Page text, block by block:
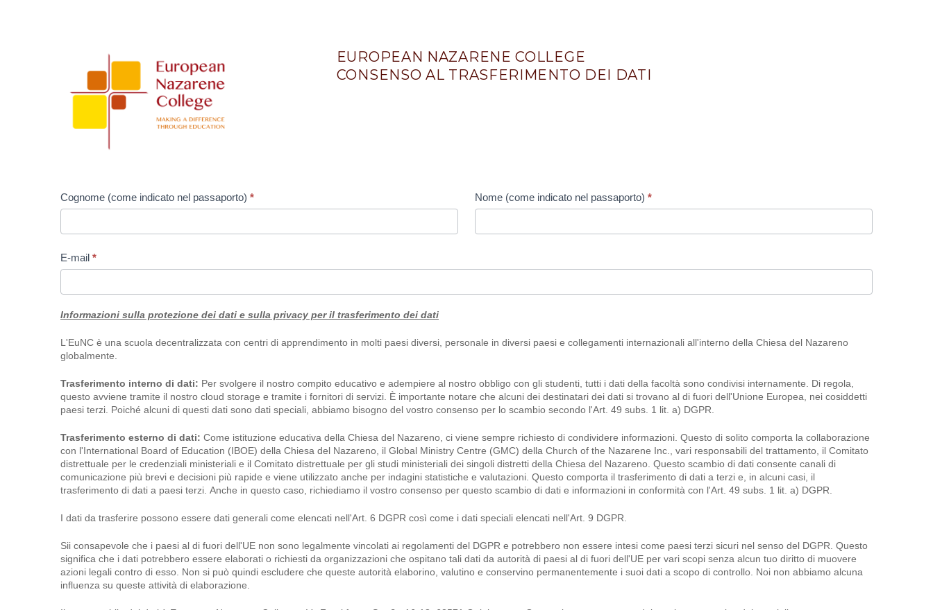
Data
Italian
EUROPEAN NAZARENE COLLEGE
CONSENSO AL TRASFERIMENTO DEI DATI
Cognome (come indicato nel passaporto) * Nome (come indicato nel passaporto) *
E-mail *
Informazioni sulla protezione dei dati e sulla privacy per il trasferimento dei dati
L'EuNC è una scuola decentralizzata con centri di apprendimento in molti paesi diversi, personale in diversi paesi e collegamenti internazionali all'interno della Chiesa del Nazareno
globalmente.
Trasferimento interno di dati: Per svolgere il nostro compito educativo e adempiere al nostro obbligo con gli studenti, tutti i dati della facoltà sono condivisi internamente. Di regola,
questo avviene tramite il nostro cloud storage e tramite i fornitori di servizi. È importante notare che alcuni dei destinatari dei dati si trovano al di fuori dell'Unione Europea, nei cosiddetti
paesi terzi. Poiché alcuni di questi dati sono dati speciali, abbiamo bisogno del vostro consenso per lo scambio secondo l'Art. 49 subs. 1 lit. a) DGPR.
Trasferimento esterno di dati: Come istituzione educativa della Chiesa del Nazareno, ci viene sempre richiesto di condividere informazioni. Questo di solito comporta la collaborazione
con l'International Board of Education (IBOE) della Chiesa del Nazareno, il Global Ministry Centre (GMC) della Church of the Nazarene Inc., vari responsabili del trattamento, il Comitato
distrettuale per le credenziali ministeriali e il Comitato distrettuale per gli studi ministeriali dei singoli distretti della Chiesa del Nazareno. Questo scambio di dati consente canali di
comunicazione più brevi e decisioni più rapide e viene utilizzato anche per indagini statistiche e valutazioni. Questo comporta il trasferimento di dati a terzi e, in alcuni casi, il
trasferimento di dati a paesi terzi. Anche in questo caso, richiediamo il vostro consenso per questo scambio di dati e informazioni in conformità con l'Art. 49 subs. 1 lit. a) DGPR.
I dati da trasferire possono essere dati generali come elencati nell'Art. 6 DGPR così come i dati speciali elencati nell'Art. 9 DGPR.
Sii consapevole che i paesi al di fuori dell'UE non sono legalmente vincolati ai regolamenti del DGPR e potrebbero non essere intesi come paesi terzi sicuri nel senso del DGPR. Questo
significa che i dati potrebbero essere elaborati o richiesti da organizzazioni che ospitano tali dati da autorità di paesi al di fuori dell'UE per vari scopi senza alcun tuo diritto di muovere
azioni legali contro di esso. Non si può quindi escludere che queste autorità elaborino, valutino e conservino permanentemente i suoi dati a scopo di controllo. Noi non abbiamo alcuna
influenza su queste attività di elaborazione.